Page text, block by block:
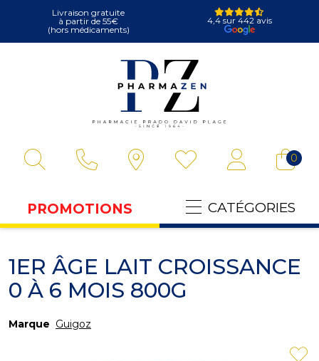
Livraison gratuite
à partir de 55€
(hors médicaments)
4,4 sur 442 avis
0
PROMOTIONS CATÉGORIES
1ER ÂGE LAIT CROISSANCE
0 À 6 MOIS 800G
Marque Guigoz